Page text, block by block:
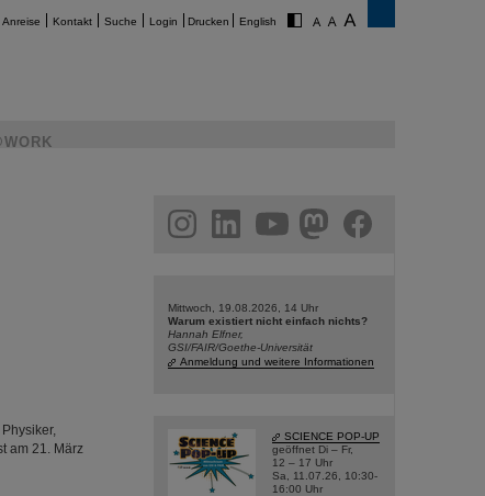
Anreise Kontakt Suche Login Drucken English
am 21. März
facebook
Mittwoch, 19.08.2026, 14 Uhr
Warum existiert nicht einfach nichts?
Hannah Elfner,
GSI/FAIR/Goethe-Universität
Anmeldung und weitere Informationen
SCIENCE POP-UP
geöffnet Di – Fr,
12 – 17 Uhr
Sa, 11.07.26, 10:30-
16:00 Uhr